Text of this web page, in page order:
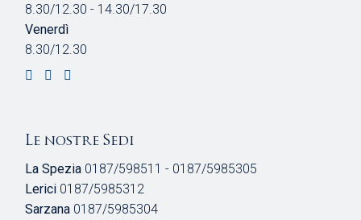
8.30/12.30 - 14.30/17.30
Venerdì
8.30/12.30
Le nostre Sedi
La Spezia 0187/598511 - 0187/5985305
Lerici 0187/5985312
Sarzana 0187/5985304